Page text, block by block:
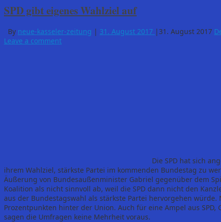
SPD gibt eigenes Wahlziel auf
By neue-kasseler-zeitung | 31. August 2017 |31. August 2017
Leave a comment
Die SPD hat sich
ihrem Wahlziel, stärkste Partei im kommenden Bundestag zu
Äußerung von Bundesaußenminister Gabriel gegenüber dem
Koalition als nicht sinnvoll ab, weil die SPD dann nicht den
aus der Bundestagswahl als stärkste Partei hervorgehen würde.
Prozentpunkten hinter der Union. Auch für eine Ampel aus
sagen die Umfragen keine Mehrheit voraus.